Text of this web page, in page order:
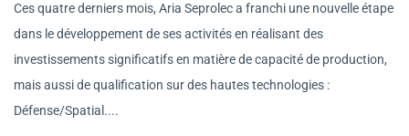
Ces quatre derniers mois, Aria Seprolec a franchi une nouvelle étape
dans le développement de ses activités en réalisant des
investissements significatifs en matière de capacité de production,
mais aussi de qualification sur des hautes technologies :
Défense/Spatial....